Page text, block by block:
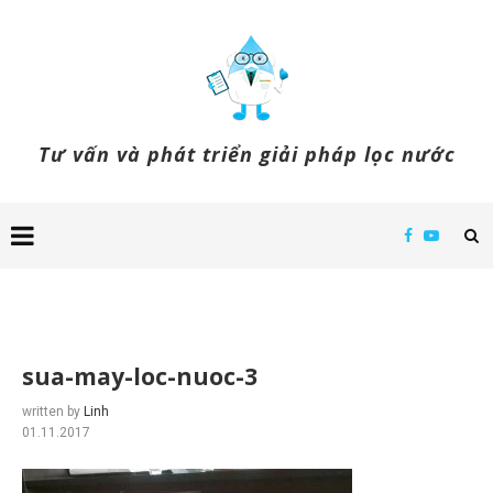
Tư vấn và phát triển giải pháp lọc nước
sua-may-loc-nuoc-3
written by Linh
01.11.2017